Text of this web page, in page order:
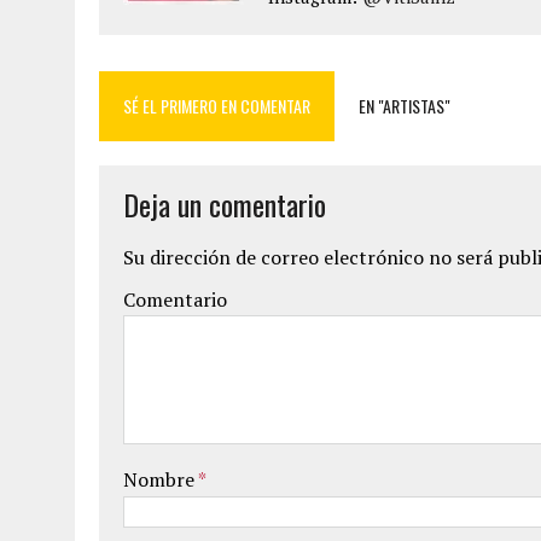
SÉ EL PRIMERO EN COMENTAR EN "ARTISTAS"
Deja un comentario
Su dirección de correo electrónico no será
Comentario
Nombre*